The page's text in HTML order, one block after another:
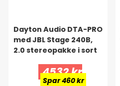
Dayton Audio DTA-PRO
med JBL Stage 240B,
2.0 stereopakke i sort
4532 kr
Spar 460 kr